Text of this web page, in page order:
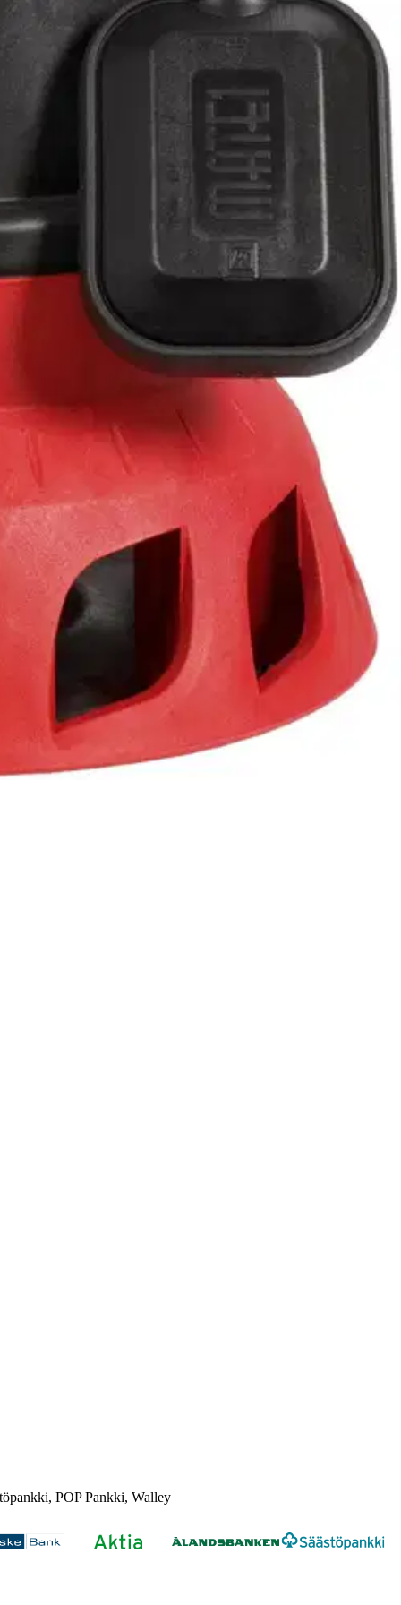
vedelle. Rakenteensa ansiosta likaisessa vedessä olevat
sammuttaa pumpun, kun vedenpinta laskee. Pumppu myydään
valmistusmenetelmät ja tinkimätön laaduntarkkailu
POP Pankki, Walley